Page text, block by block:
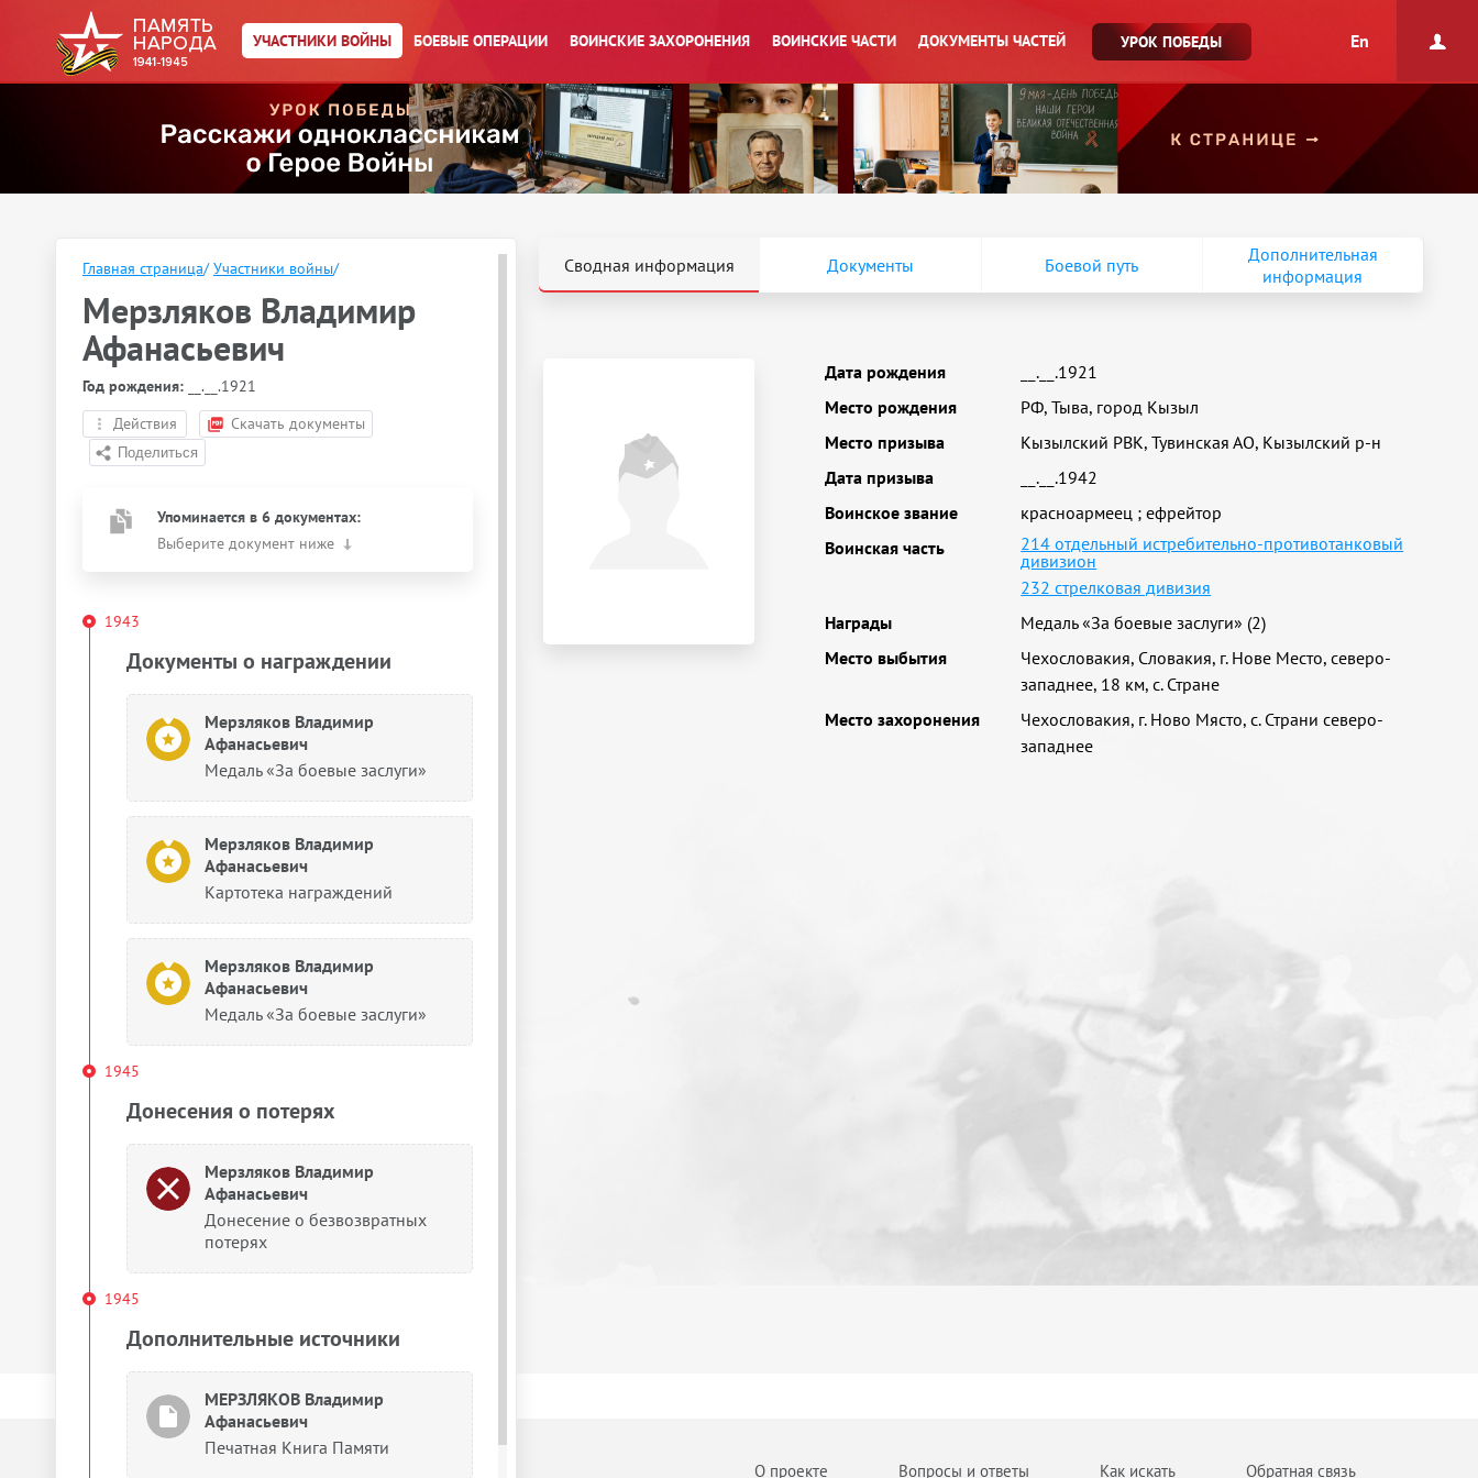
УЧАСТНИКИ ВОЙНЫ БОЕВЫЕ ОПЕРАЦИИ ВОИНСКИЕ ЗАХОРОНЕНИЯ ВОИНСКИЕ ЧАСТИ ДОКУМЕНТЫ ЧАСТЕЙ УРОК ПОБЕДЫ En
Главная страница/ Участники войны/
Мерзляков Владимир
Афанасьевич
Год рождения: __.__.1921
Действия
Скачать документы
Упоминается в 6 документах:
Выберите документ ниже
1943
Документы о награждении
Мерзляков Владимир
Афанасьевич
Медаль «За боевые заслуги»
Мерзляков Владимир
Афанасьевич
Картотека награждений
Мерзляков Владимир
Афанасьевич
Медаль «За боевые заслуги»
1945
Донесения о потерях
Мерзляков Владимир
Афанасьевич
Донесение о безвозвратных
потерях
1945
Дополнительные источники
МЕРЗЛЯКОВ Владимир
Афанасьевич
Печатная Книга Памяти
Сводная информация Документы Боевой путь
Дополнительная
информация
Дата рождения
__.__.1921
Место рождения
РФ, Тыва, город Кызыл
Место призыва
Кызылский РВК, Тувинская АО, Кызылский р-н
Дата призыва
__.__.1942
Воинское звание
красноармеец ;ефрейтор
Воинская часть
214 отдельный истребительно-противотанковый
дивизион
232 стрелковая дивизия
Награды
Медаль «За боевые заслуги» (2)
Место выбытия
Чехословакия, Словакия, г. Нове Место, северо-
западнее, 18 км, с. Стране
Место захоронения
Чехословакия, г. Ново Място, с. Страни северо-
западнее
О проекте Вопросы и ответы Как искать Обратная связь